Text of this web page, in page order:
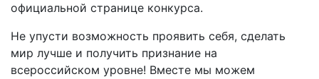
официальной странице конкурса.
Не упусти возможность проявить себя, сделать
мир лучше и получить признание на
всероссийском уровне! Вместе мы можем